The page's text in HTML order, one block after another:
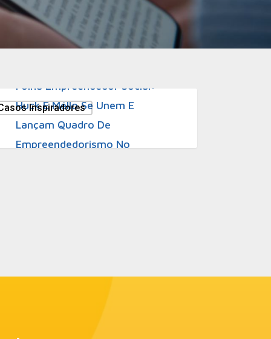
Inspiradores
Folha Empreendedor Social:
Huck E Méllo Se Unem E
Lançam Quadro De
Empreendedorismo No